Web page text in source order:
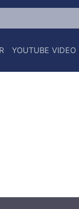
YOUTUBE VIDEO